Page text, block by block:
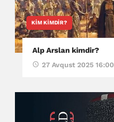
KIM KIMDIR?
Alp Arslan kimdir?
27 Avqust 2025 16:00